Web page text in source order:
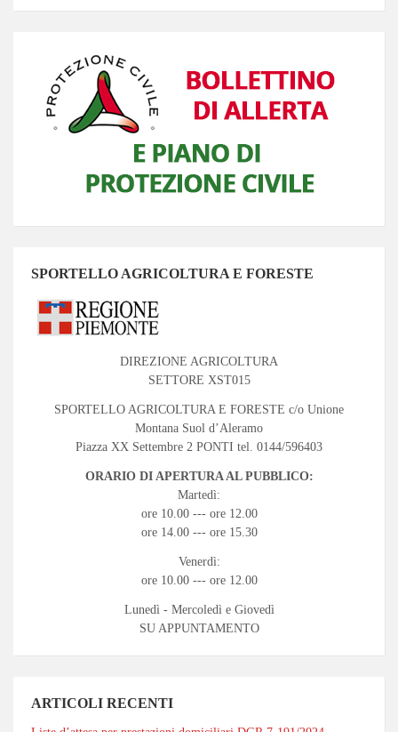
SPORTELLO AGRICOLTURA E FORESTE
DIREZIONE AGRICOLTURA
SETTORE XST015
SPORTELLO AGRICOLTURA E FORESTE c/o Unione
Montana Suol d’Aleramo
Piazza XX Settembre 2 PONTI tel. 0144/596403
ORARIO DI APERTURA AL PUBBLICO:
Martedì:
ore 10.00 --- ore 12.00
ore 14.00 --- ore 15.30
Venerdì:
ore 10.00 --- ore 12.00
Lunedì - Mercoledì e Giovedì
SU APPUNTAMENTO
ARTICOLI RECENTI